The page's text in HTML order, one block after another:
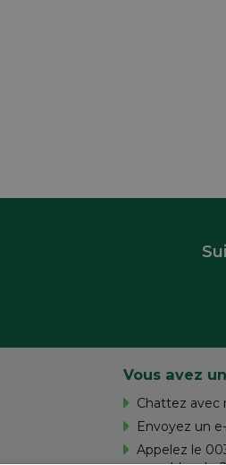
Vous avez
Chattez avec
Envoyez un
Appelez le